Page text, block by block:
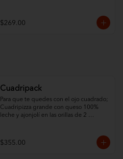
$269.00
Cuadripack
Para que te quedes con el ojo cuadrado;
Cuadripizza grande con queso 100%
leche y ajonjolí en las orillas de 2
Pepsi de 1.5 L.
$355.00